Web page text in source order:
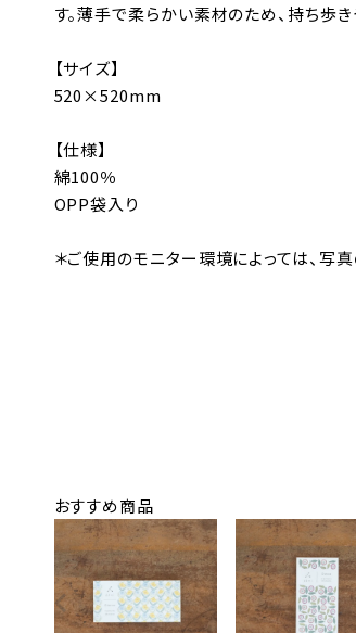
す。薄手で柔らかい素材のため、持ち歩
【サイズ】
520×520mm
【仕様】
綿100％
OPP袋入り
＊ご使用のモニター環境によっては、写
おすすめ商品